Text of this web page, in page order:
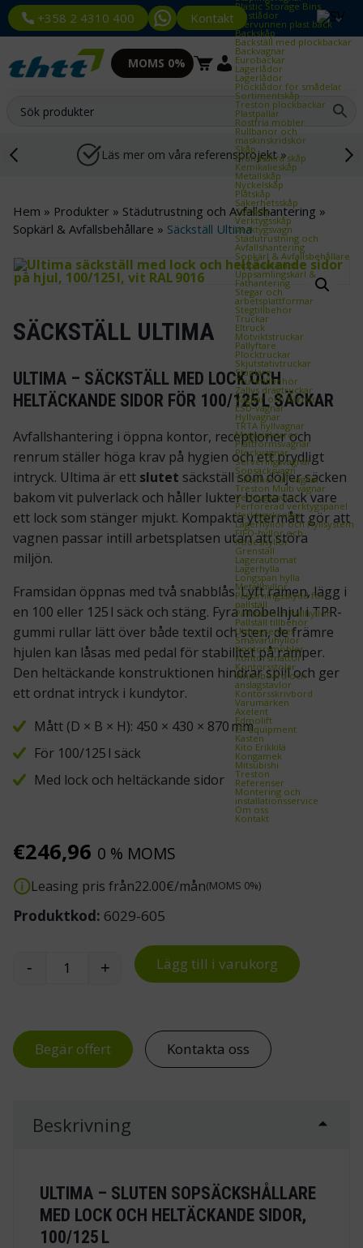
+358 2 4310 400 Kontakt
Plastic Storage Bins
Plastlådor
Återvunnen plast back
Backskåp
Backställ med plockbackar
Backvagnar
Eurobackar
Lagerlådor
Lagerlådor
Plocklådor för smådelar
Sortimentskåp
Treston plockbackar
Plastpallar
Rostfria möbler
Rullbanor och
maskinskridskor
Skåp
Brandsäkra skåp
Kemikalieskåp
Metallskåp
Nyckelskåp
Plåtskåp
Säkerhetsskåp
Stålskåp
Verktygsskåp
Verktygsvagn
Städutrustning och
Avfallshantering
Sopkärl & Avfallsbehållare
Tippcontainer
Uppsamlingskärl &
Fathantering
Stegar och
arbetsplattformar
Stegtillbehör
Truckar
Eltruck
Motviktstruckar
Pallyftare
Plocktruckar
Skjutstativtruckar
Staplare
Trucktillbehör
Zallys dragtruckar
Vagnar och Kärror
ESD‑vagnar
Hyllvagnar
TRTA hyllvagnar
Magasinkärror
Plattformsvagnar
Plockvagnar
Serveringsvagnar
Sopsäcksvagn
Tillbehör till vagnar
Treston Multi vagnar
Verktygstavlor
Perforerad verktygspanel
Verktygskrokar
Lagerhyllor och Hyllsystem
FIFO‑hyllor och
flödeshyllor
Grenställ
Lagerautomat
Lagerhylla
Longspan hylla
Metallhyllor
Påkörningsskydd för
pallställ
Pallställ och Pallhyllor
Pallställ tillbehör
Utdragsenhet
Småvaruhyllor
Kontorsmöbler
Kontorsmattor
Kontorsstolar
Whiteboard och
anslagstavlor
Kontorsskrivbord
Varumärken
Axelent
Edmolift
EP-Equipment
Kasten
Kito Erikkilä
Kongamek
Mitsubishi
Treston
Referenser
Montering och
installationsservice
Om oss
Kontakt
MOMS 0%
Läs mer om våra referensprojekt »
Hem » Produkter » Städutrustning och Avfallshantering »
Sopkärl & Avfallsbehållare » Säckställ Ultima
SÄCKSTÄLL ULTIMA
ULTIMA – SÄCKSTÄLL MED LOCK OCH
HELTÄCKANDE SIDOR FÖR 100/125 L SÄCKAR
Avfallshantering i öppna kontor, receptioner och
renrum ställer höga krav på hygien och ett prydligt
intryck. Ultima är ett slutet säckställ som döljer säcken
bakom vit pulverlack och håller lukter borta tack vare
ett lock som stänger mjukt. Kompakta yttermått gör att
vagnen passar intill arbetsplatsen utan att störa
miljön.
Framsidan öppnas med två snabblås. Lyft ramen, lägg i
en 100 eller 125 l säck och stäng. Fyra möbelhjul i TPR-
gummi rullar lätt över både textil och sten, de främre
hjulen kan låsas med pedal för stabilitet på ramper.
Den heltäckande konstruktionen hindrar spill och ger
ett ordnat intryck i kundytor.
Mått (D × B × H): 450 × 430 × 870 mm
För 100/125 l säck
Med lock och heltäckande sidor
€246,96 0 % MOMS
Leasing pris från22.00€/mån(MOMS 0%)
Produktkod: 6029-605
Säckställ Ultima mängd
- + Lägg till i varukorg
Begär offert Kontakta oss
Beskrivning
ULTIMA – SLUTEN SOPSÄCKSHÅLLARE
MED LOCK OCH HELTÄCKANDE SIDOR,
100/125 L